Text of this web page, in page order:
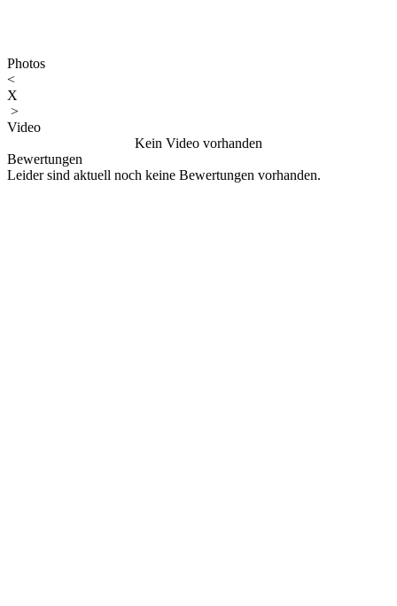
Photos
<
X
>
Video
Kein Video vorhanden
Bewertungen
Leider sind aktuell noch keine Bewertungen vorhanden.